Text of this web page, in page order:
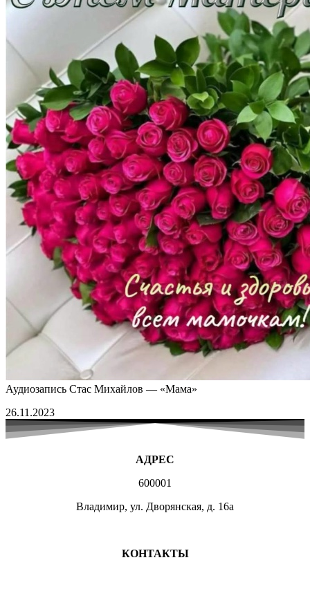
Аудиозапись Стас Михайлов — «Мама»
26.11.2023
АДРЕС
600001
Владимир, ул. Дворянская, д. 16а
КОНТАКТЫ